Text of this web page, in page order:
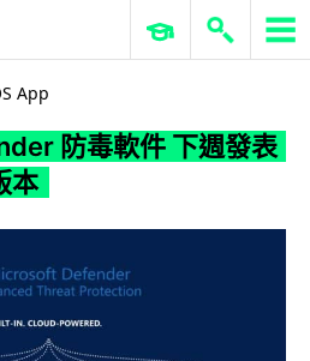
ERP 與商業 AI
App
防毒軟件 下週發表
本